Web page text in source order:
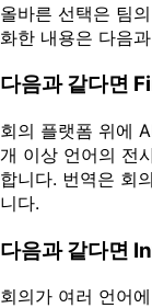
올바른 선택은 팀
화한 내용은 다음
다음과 같다면
회의 플랫폼 위에
개 이상 언어의 전
합니다. 번역은 회
니다.
다음과 같다면
회의가 여러 언어